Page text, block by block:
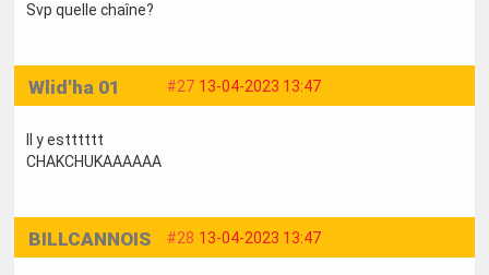
Svp quelle chaîne?
#27 13-04-2023 13:47
Wlid'ha 01
Il y estttttt
CHAKCHUKAAAAAA
#28 13-04-2023 13:47
BILLCANNOIS